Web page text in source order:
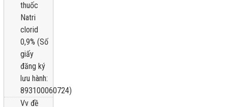
thuốc
Natri
clorid
0,9% (Số
giấy
đăng ký
lưu hành:
893100060724)
Vv đề